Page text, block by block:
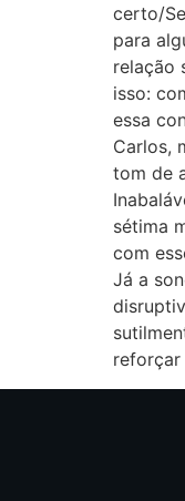
certo/
para
relação
isso:
essa
Carlos,
tom de
sétima
com
Já a
reforçar